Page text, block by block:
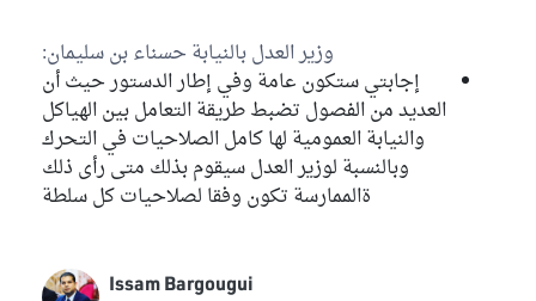
وزير العدل بالنيابة حسناء بن سليمان:
إجابتي ستكون عامة وفي إطار الدستور حيث أن
العديد من الفصول تضبط طريقة التعامل بين الهياكل
والنيابة العمومية لها كامل الصلاحيات في التحرك
وبالنسبة لوزير العدل سيقوم بذلك متى رأى ذلك
ةالممارسة تكون وفقا لصلاحيات كل سلطة
Issam Bargougui